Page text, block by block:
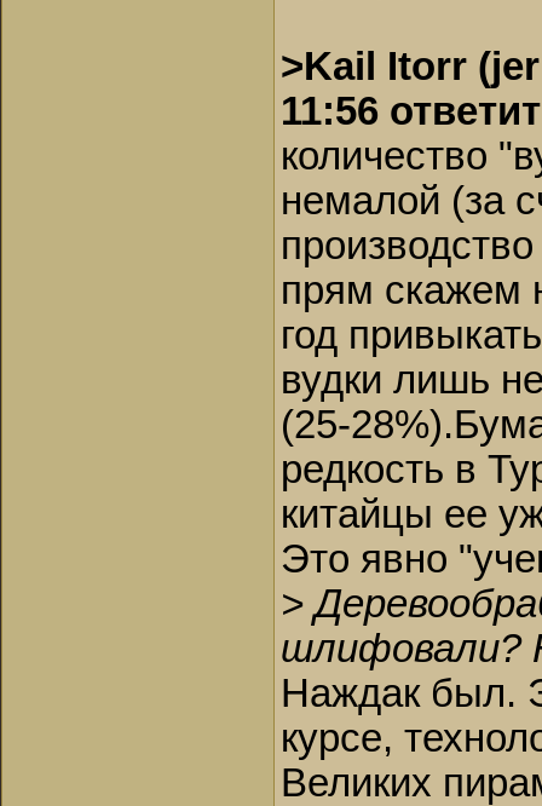
>Kail Itorr
11:56
количество
немалой (за
прям скажем
год
вудки лишь
(25-
редкость в
китайцы ее
Это явно
>
шлифовали?
Наждак был.
курсе,
Великих